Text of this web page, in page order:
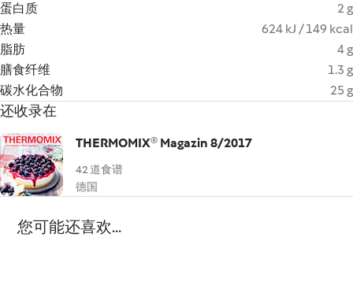
蛋白质
2 g
热量
624 kJ / 149 kcal
脂肪
4 g
膳食纤维
1.3 g
碳水化合物
25 g
还收录在
THERMOMIX® Magazin 8/2017
42 道食谱
德国
您可能还喜欢...